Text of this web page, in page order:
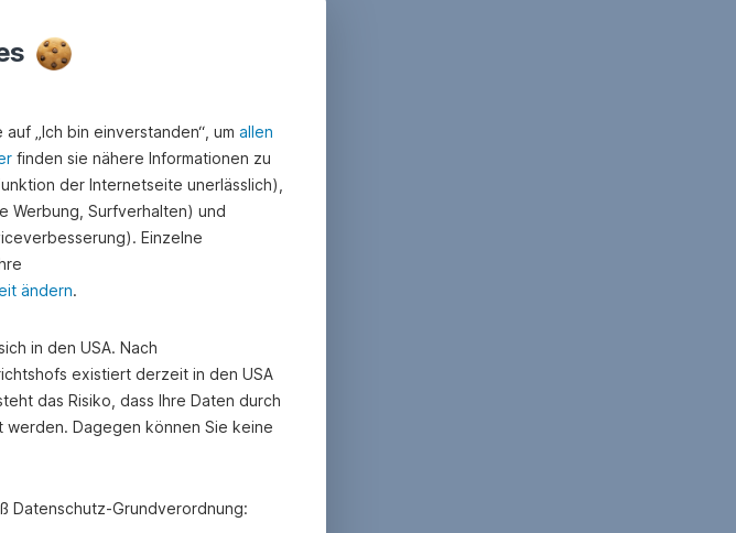
„Ich bin einverstanden“, um allen
finden sie nähere Informationen zu
der Internetseite unerlässlich),
Werbung, Surfverhalten) und
Einzelne
ändern.
in den USA. Nach
existiert derzeit in den USA
das Risiko, dass Ihre Daten durch
Dagegen können Sie keine
Datenschutz-Grundverordnung: